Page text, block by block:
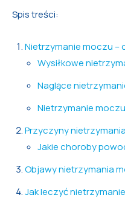
Spis treści:
Nietrzymanie moczu –
Wysiłkowe
Naglące
Nietrzymanie
Przyczyny
Jakie choroby
Objawy nietrzymania
Jak leczyć